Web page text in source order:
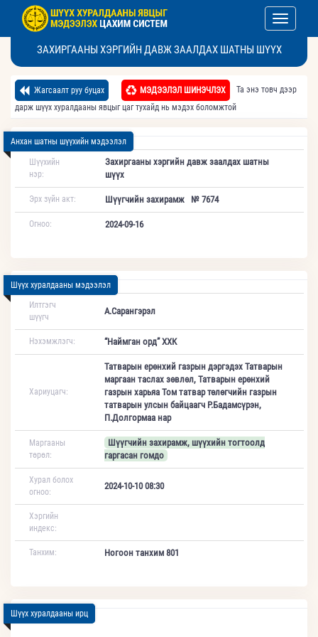
Toggle
ЗАХИРГААНЫ ХЭРГИЙН ДАВЖ ЗААЛДАХ ШАТНЫ ШҮҮХ
Жагсаалт руу буцах МЭДЭЭЛЭЛ ШИНЭЧЛЭХ
Та энэ товч дээр
дарж шүүх хуралдааны явцыг цаг тухайд нь мэдэх боломжтой
Анхан шатны шүүхийн мэдээлэл
Шүүхийн
нэр:
Захиргааны хэргийн давж заалдах шатны
шүүх
Эрх зүйн акт: Шүүгчийн захирамж № 7674
Огноо: 2024-09-16
Шүүх хуралдааны мэдээлэл
Илтгэгч
шүүгч
А.Сарангэрэл
Нэхэмжлэгч: “Наймган орд” ХХК
Хариуцагч:
Татварын ерөнхий газрын дэргэдэх Татварын
маргаан таслах зөвлөл, Татварын ерөнхий
газрын харьяа Том татвар төлөгчийн газрын
татварын улсын байцаагч Р.Бадамсүрэн,
П.Долгормаа нар
Маргааны
төрөл:
Шүүгчийн захирамж, шүүхийн тогтоолд
гаргасан гомдо
Хурал болох
огноо:
2024-10-10 08:30
Хэргийн
индекс:
Танхим: Ногоон танхим 801
Шүүх хуралдааны ирц